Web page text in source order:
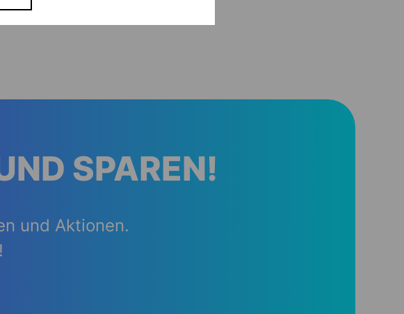
SPAREN!
und Aktionen.